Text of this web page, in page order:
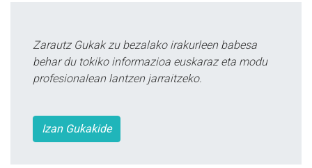
Zarautz Gukak zu bezalako irakurleen babesa
behar du tokiko informazioa euskaraz eta modu
profesionalean lantzen jarraitzeko.
Izan Gukakide